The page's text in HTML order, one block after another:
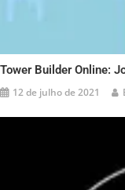
Tower Builder Online:
12 de julho de 2021